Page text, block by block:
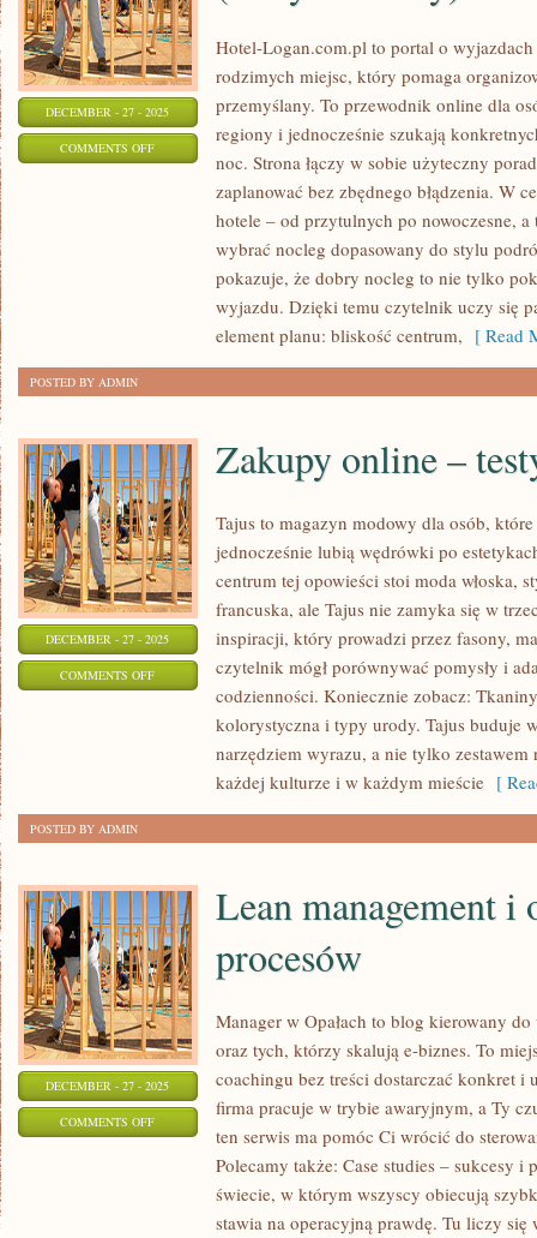
DECEMBER - 27 - 2025
COMMENTS OFFON
Hotel-Logan.com.pl to portal o
rodzimych miejsc, który pomaga
przemyślany. To przewodnik online dla
regiony i jednocześnie szukają
noc. Strona łączy w sobie użyteczny
zaplanować bez zbędnego błądzenia. W
hotele – od przytulnych po nowoczesne,
wybrać nocleg dopasowany do stylu
pokazuje, że dobry nocleg to nie tylko
wyjazdu. Dzięki temu czytelnik uczy się
element planu: bliskość centrum, [ Read
POSTED BY ADMIN
DECEMBER - 27 - 2025
COMMENTS OFFON
Zakupy online –
Tajus to magazyn modowy dla osób,
jednocześnie lubią wędrówki po
centrum tej opowieści stoi moda włoska,
francuska, ale Tajus nie zamyka się w
inspiracji, który prowadzi przez fasony,
czytelnik mógł porównywać pomysły i
codzienności. Koniecznie zobacz:
kolorystyczna i typy urody. Tajus buduje
narzędziem wyrazu, a nie tylko
każdej kulturze i w każdym mieście [
POSTED BY ADMIN
DECEMBER - 27 - 2025
COMMENTS OFFON
Lean management i
procesów
Manager w Opałach to blog kierowany
oraz tych, którzy skalują e-biznes. To
coachingu bez treści dostarczać konkret i
firma pracuje w trybie awaryjnym, a Ty
ten serwis ma pomóc Ci wrócić do
Polecamy także: Case studies – sukcesy
świecie, w którym wszyscy obiecują
stawia na operacyjną prawdę. Tu liczy się